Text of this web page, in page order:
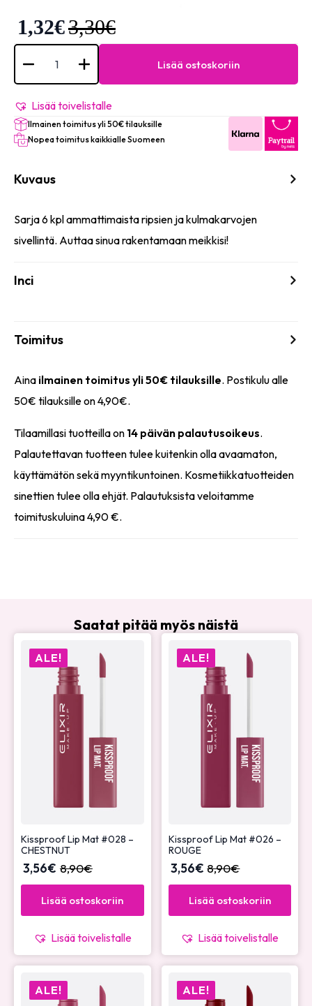
3,30€
1,32€
Elixir
Professional
Eyebrow
&
Brushes
-
#
595
(Set
6
pieces)
Lisää ostoskoriin
Lisää toivelistalle
Ilmainen toimitus yli 50€ tilauksille
Nopea toimitus kaikkialle Suomeen
Kuvaus
Sarja 6 kpl ammattimaista ripsien ja kulmakarvojen
sivellintä. Auttaa sinua rakentamaan meikkisi!
Inci
Toimitus
Aina ilmainen toimitus yli 50€ tilauksille. Postikulu alle
50€ tilauksille on 4,90€.
Tilaamillasi tuotteilla on 14 päivän palautusoikeus.
Palautettavan tuotteen tulee kuitenkin olla avaamaton,
käyttämätön sekä myyntikuntoinen. Kosmetiikkatuotteiden
sinettien tulee olla ehjät. Palautuksista veloitamme
toimituskuluina 4,90 €.
Saatat pitää myös näistä
ALE!
Kissproof Lip Mat #028 –
CHESTNUT
8,90€
3,56€
Lisää ostoskoriin
Lisää toivelistalle
ALE!
Kissproof Lip Mat #026 –
ROUGE
8,90€
3,56€
Lisää ostoskoriin
Lisää toivelistalle
ALE! ALE!